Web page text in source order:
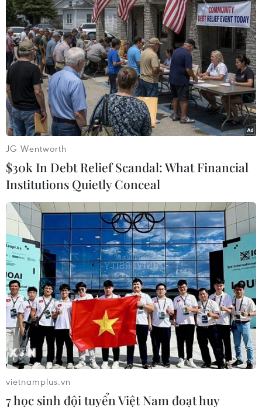
Theo dõi VietnamPlus
TIN LIÊN QUAN
Mexico và Mỹ nhất trí họp về an ninh và di
cư tại Washington
03/07/2025 04:11
JG Wentworth
$30k In Debt Relief Scandal: What Financial
Institutions Quietly Conceal
vietnamplus.vn
7 học sinh đội tuyển Việt Nam đoạt huy